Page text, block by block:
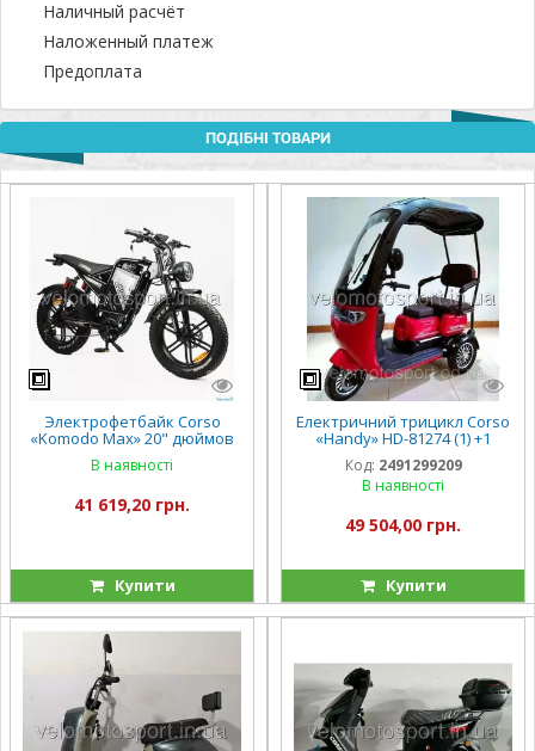
Наличный расчёт
Наложенный платеж
Предоплата
ПОДІБНІ ТОВАРИ
Электрофетбайк Corso
«Komodo Max» 20" дюймов
KM-84309 (1) рама стальная,
двигатель 1200W,
В наявності
41 619,20 грн.
Купити
Електричний трицикл Corso
«Handy» HD-81274 (1) +1
ЯЩИК АКУМ., двигун 800W,
акумулятор 72V/20Ah,
колеса 300-10,
Код: 2491299209
В наявності
49 504,00 грн.
Купити